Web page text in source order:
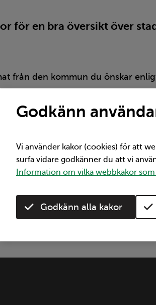
för en bra översikt över
från den kommun du önskar
Eskilstuna
Godkänn
Vi använder kakor (cookies) för att
surfa vidare godkänner du att vi
Information om vilka webbkakor
Godkänn alla kakor